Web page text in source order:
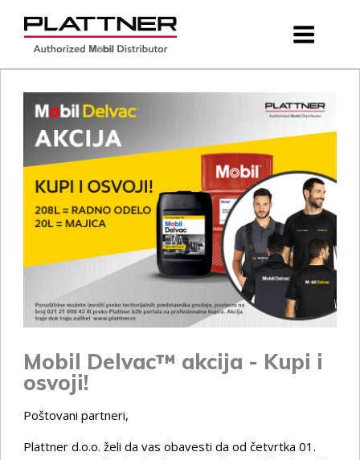
Mobil Delvac™ akcija - Kupi i
osvoji!
Poštovani partneri,
Plattner d.o.o. želi da vas obavesti da od četvrtka 01.